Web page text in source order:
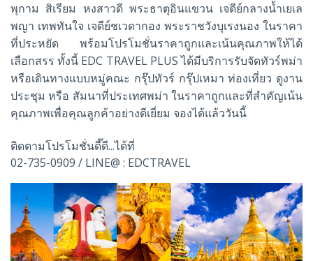
พุกาม สิเรียม หงสาวดี พระธาตุอินแขวน เจดีย์กลางน้ำเยเล
พญา เทพทันใจ เจดีย์ชเวดากอง พระราชวังบุเรงนอง ในราคา
ที่ประหยัด พร้อมโปรโมชั่นราคาถูกและเน้นคุณภาพให้ได้
เลือกสรร ทั้งนี้ EDC TRAVEL PLUS ได้มีบริการรับจัดทัวร์พม่า
หรือเดินทางแบบหมู่คณะ กรุ๊ปทัวร์ กรุ๊ปเหมา ท่องเที่ยว ดูงาน
ประชุม หรือ สัมนาที่ประเทศพม่า ในราคาถูกและที่สำคัญเน้น
คุณภาพเพื่อคุณลูกค้าอย่างดีเยี่ยม จองได้แล้ววันนี้
ติดตามโปรโมชั่นดี๊ดี...ได้ที่
02-735-0909 / LINE@ : EDCTRAVEL